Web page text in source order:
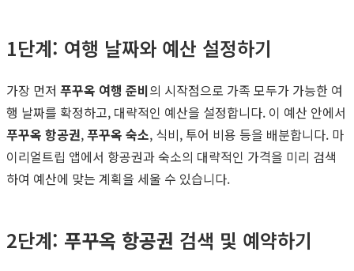
1단계: 여행 날짜와 예산 설정하기
가장 먼저 푸꾸옥 여행 준비의 시작점으로 가족 모두가 가능한 여
행 날짜를 확정하고, 대략적인 예산을 설정합니다. 이 예산 안에서
푸꾸옥 항공권,푸꾸옥 숙소, 식비, 투어 비용 등을 배분합니다. 마
이리얼트립 앱에서 항공권과 숙소의 대략적인 가격을 미리 검색
하여 예산에 맞는 계획을 세울 수 있습니다.
2단계: 푸꾸옥 항공권 검색 및 예약하기